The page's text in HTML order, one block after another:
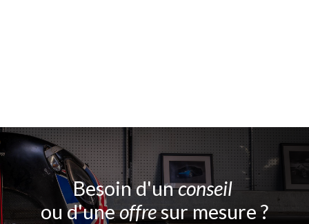
Besoin d'unconseil
ou d'uneoffresur mesure ?